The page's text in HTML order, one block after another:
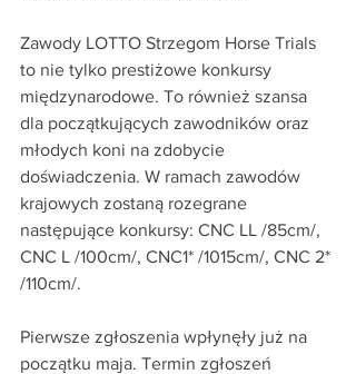
Zawody LOTTO Strzegom Horse Trials
to nie tylko prestiżowe konkursy
międzynarodowe. To również szansa
dla początkujących zawodników oraz
młodych koni na zdobycie
doświadczenia. W ramach zawodów
krajowych zostaną rozegrane
następujące konkursy: CNC LL /85cm/,
CNC L /100cm/, CNC1* /1015cm/, CNC 2*
/110cm/.
Pierwsze zgłoszenia wpłynęły już na
początku maja. Termin zgłoszeń